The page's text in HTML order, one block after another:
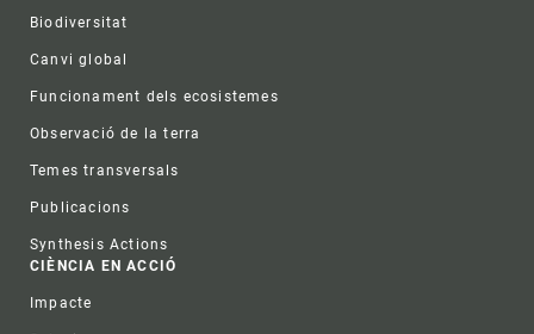
Biodiversitat
Canvi global
Funcionament dels ecosistemes
Observació de la terra
Temes transversals
Publicacions
Synthesis Actions
CIÈNCIA EN ACCIÓ
Impacte